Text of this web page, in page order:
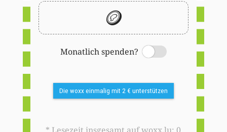
🪙
Monatlich spenden?
Switch
Die woxx einmalig mit 2 € unterstützen